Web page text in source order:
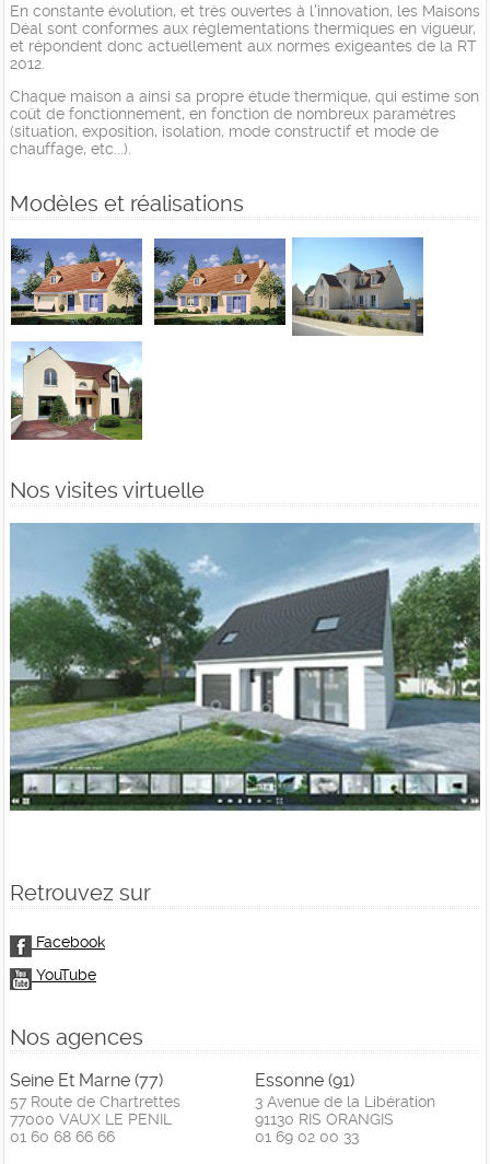
En constante évolution, et très ouvertes à l'innovation, les Maisons
Déal sont conformes aux réglementations thermiques en vigueur,
et répondent donc actuellement aux normes exigeantes de la RT
2012.
Chaque maison a ainsi sa propre étude thermique, qui estime son
coût de fonctionnement, en fonction de nombreux paramètres
(situation, exposition, isolation, mode constructif et mode de
chauffage, etc...).
Modèles et réalisations
Nos visites virtuelle
Retrouvez sur
Facebook
YouTube
Nos agences
Seine Et Marne (77)
57 Route de Chartrettes
77000 VAUX LE PENIL
01 60 68 66 66
Essonne (91)
3 Avenue de la Libération
91130 RIS ORANGIS
01 69 02 00 33